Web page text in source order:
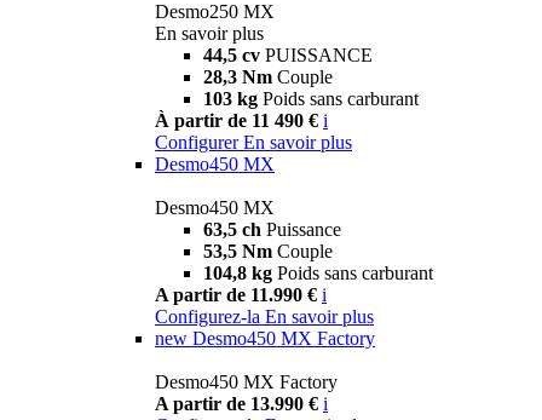
Desmo250 MX
En savoir plus
44,5 cv PUISSANCE
28,3 Nm Couple
103 kg Poids sans carburant
À partir de 11 490 € i
Configurer En savoir plus
Desmo450 MX
Desmo450 MX
63,5 ch Puissance
53,5 Nm Couple
104,8 kg Poids sans carburant
A partir de 11.990 € i
Configurez-la En savoir plus
new Desmo450 MX Factory
Desmo450 MX Factory
A partir de 13.990 € i